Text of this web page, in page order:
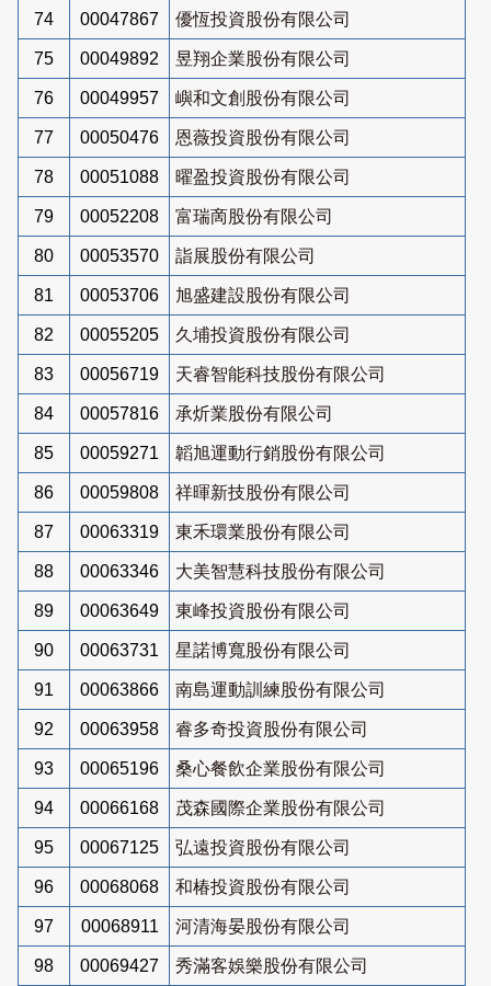
74 00047867 優恆投資股份有限公司
75 00049892 昱翔企業股份有限公司
76 00049957 嶼和文創股份有限公司
77 00050476 恩薇投資股份有限公司
78 00051088 曜盈投資股份有限公司
79 00052208 富瑞啇股份有限公司
80 00053570 詣展股份有限公司
81 00053706 旭盛建設股份有限公司
82 00055205 久埔投資股份有限公司
83 00056719 天睿智能科技股份有限公司
84 00057816 承炘業股份有限公司
85 00059271 韜旭運動行銷股份有限公司
86 00059808 祥暉新技股份有限公司
87 00063319 東禾環業股份有限公司
88 00063346 大美智慧科技股份有限公司
89 00063649 東峰投資股份有限公司
90 00063731 星諾博寬股份有限公司
91 00063866 南島運動訓練股份有限公司
92 00063958 睿多奇投資股份有限公司
93 00065196 桑心餐飲企業股份有限公司
94 00066168 茂森國際企業股份有限公司
95 00067125 弘遠投資股份有限公司
96 00068068 和椿投資股份有限公司
97 00068911 河清海晏股份有限公司
98 00069427 秀滿客娛樂股份有限公司